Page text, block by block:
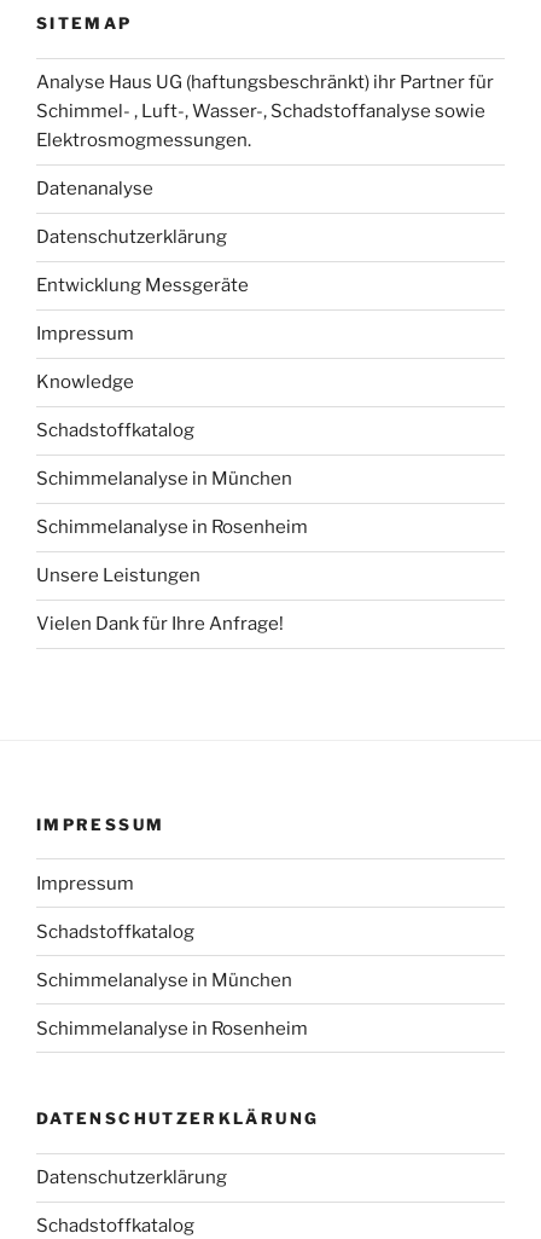
SITEMAP
Analyse Haus UG (haftungsbeschränkt) ihr Partner für
Schimmel- , Luft-, Wasser-, Schadstoffanalyse sowie
Elektrosmogmessungen.
Datenanalyse
Datenschutzerklärung
Entwicklung Messgeräte
Impressum
Knowledge
Schadstoffkatalog
Schimmelanalyse in München
Schimmelanalyse in Rosenheim
Unsere Leistungen
Vielen Dank für Ihre Anfrage!
IMPRESSUM
Impressum
Schadstoffkatalog
Schimmelanalyse in München
Schimmelanalyse in Rosenheim
DATENSCHUTZERKLÄRUNG
Datenschutzerklärung
Schadstoffkatalog